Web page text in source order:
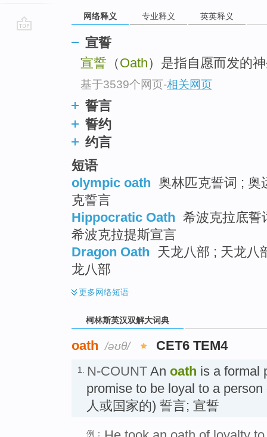
网络释义 专业释义 英英释义
宣誓
宣誓 （Oath）是指自愿而发的
基于3539个网页-相关网页
誓言
誓约
约言
短语
olympic oath 奥林匹克誓词 ; 奥
克誓言
Hippocratic Oath 希波克拉底誓
希波克拉提斯宣言
Dragon Oath 天龙八部 ; 天龙八
龙八部
更多网络短语
柯林斯英汉双解大词典
oath /əʊθ/ CET6 TEM4
1. N-COUNT An oath is a formal
promise to be loyal to a
人或国家的) 誓言; 宣誓
例：